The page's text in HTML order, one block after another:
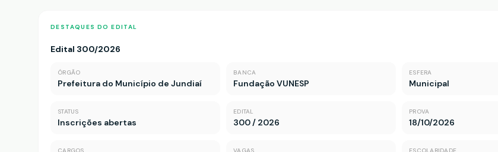
DESTAQUES DO EDITAL
Edital 300/2026
ÓRGÃO
Prefeitura do Município de Jundiaí
BANCA
Fundação VUNESP
ESFERA
Municipal
STATUS
Inscrições abertas
EDITAL
300 / 2026
PROVA
18/10/2026